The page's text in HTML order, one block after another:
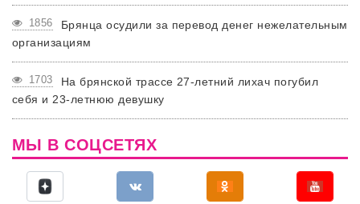
1856
Брянца осудили за перевод денег нежелательным
организациям
1703
На брянской трассе 27-летний лихач погубил
себя и 23-летнюю девушку
МЫ В СОЦСЕТЯХ